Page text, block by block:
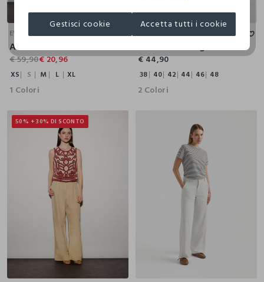
S M L
XL
EVER
Abito corto misto lino donna
€ 59,90€ 20,96
XS S M L XL
1 Colori
38 40 42 44 46 48
Denim wide leg in cotone misto lyocell donna
€ 44,90
38 40 42 44 46 48
2 Colori
50% + 30% DI SCONTO
XL
L
Gestisci cookie Accetta tutti i cookie